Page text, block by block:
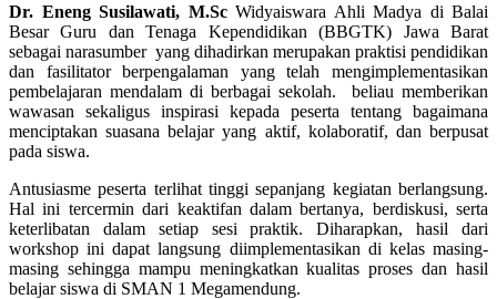
Dr. Eneng Susilawati, M.ScWidyaiswara Ahli Madya di Balai
Besar Guru dan Tenaga Kependidikan (BBGTK) Jawa Barat
sebagai narasumber yang dihadirkan merupakan praktisi pendidikan
dan fasilitator berpengalaman yang telah mengimplementasikan
pembelajaran mendalam di berbagai sekolah. beliau memberikan
wawasan sekaligus inspirasi kepada peserta tentang bagaimana
menciptakan suasana belajar yang aktif, kolaboratif, dan berpusat
pada siswa.
Antusiasme peserta terlihat tinggi sepanjang kegiatan berlangsung.
Hal ini tercermin dari keaktifan dalam bertanya, berdiskusi, serta
keterlibatan dalam setiap sesi praktik. Diharapkan, hasil dari
workshop ini dapat langsung diimplementasikan di kelas masing-
masing sehingga mampu meningkatkan kualitas proses dan hasil
belajar siswa di SMAN 1 Megamendung.